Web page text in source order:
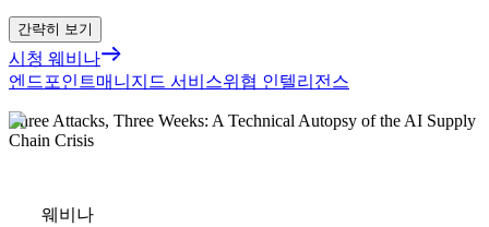
간략히 보기
시청 웨비나
엔드포인트매니지드 서비스위협 인텔리전스
Three Attacks, Three Weeks: A Technical Autopsy of the AI Supply
Chain Crisis
웨비나